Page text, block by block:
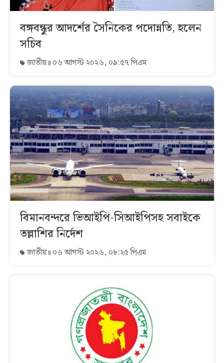
বঙ্গবন্ধুর আদর্শের সৈনিকের পদোন্নতি, হলেন
সচিব
জাতীয় ০৬ আগস্ট ২০২৬, ০৯:৫৭ পিএম
বিমানবন্দরে ভিআইপি-সিআইপিসহ সবাইকে
তল্লাশির নির্দেশ
জাতীয় ০৬ আগস্ট ২০২৬, ০৮:২৫ পিএম